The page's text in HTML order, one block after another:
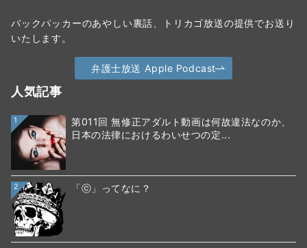
バックパッカーのあやしい裏話、トリカゴ放送の提供でお送り
いたします。
弁護士放送 Apple Podcast
人気記事
1
第011回 無修正アダルト動画は何故違法なのか、
日本の法律におけるわいせつの定...
2 「ⓒ」ってなに？